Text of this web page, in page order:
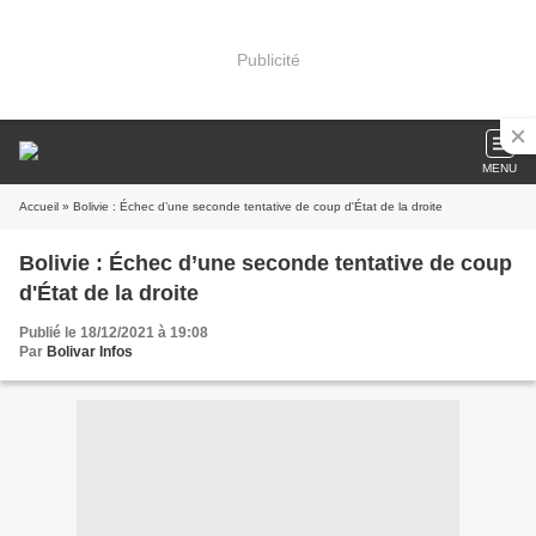
Publicité
MENU
Accueil » Bolivie : Échec d’une seconde tentative de coup d'État de la droite
Bolivie : Échec d’une seconde tentative de coup
d'État de la droite
Publié le 18/12/2021 à 19:08
Par Bolivar Infos